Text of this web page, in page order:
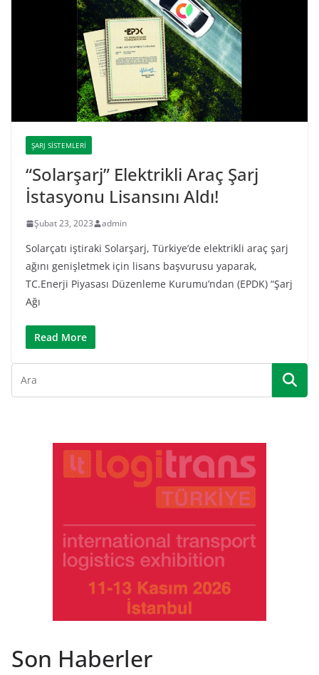
ŞARJ SISTEMLERI
“Solarşarj” Elektrikli Araç Şarj
İstasyonu Lisansını Aldı!
Şubat 23, 2023 admin
Solarçatı iştiraki Solarşarj, Türkiye’de elektrikli araç şarj
ağını genişletmek için lisans başvurusu yaparak,
TC.Enerji Piyasası Düzenleme Kurumu’ndan (EPDK) “Şarj
Ağı
Read More
Son Haberler